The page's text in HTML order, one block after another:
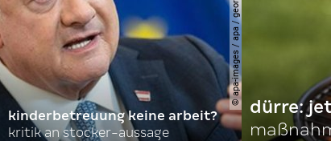
kinderbetreuung keine arbeit?
kritik an stocker-aussage
dürre: